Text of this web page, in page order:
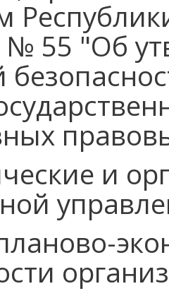
№ 55 "Об
и